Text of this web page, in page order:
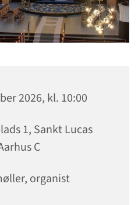
2026, kl. 10:00
1, Sankt Lucas
C
organist